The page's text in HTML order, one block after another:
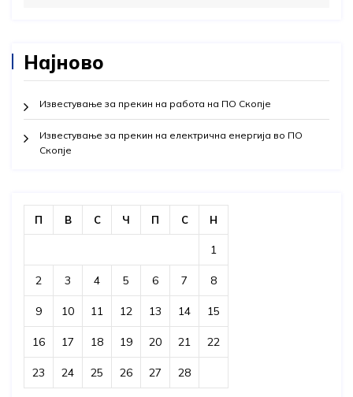
Најново
Известување за прекин на работа на ПО Скопје
Известување за прекин на електрична енергија во ПО
Скопје
П В С Ч П С Н
1
2 3 4 5 6 7 8
9 10 11 12 13 14 15
16 17 18 19 20 21 22
23 24 25 26 27 28